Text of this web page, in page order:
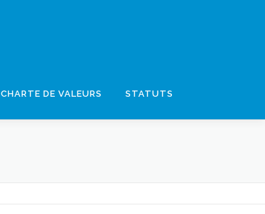
CHARTE DE VALEURS STATUTS